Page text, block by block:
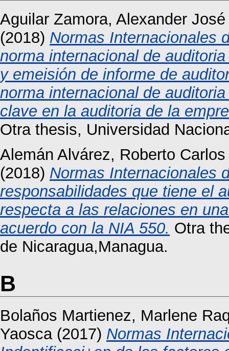
Aguilar Zamora, Alexander José
(2018) Normas Internacionales
norma internacional de
y emeisión de informe de
norma internacional de
clave en la auditoria de la
Otra thesis, Universidad
Alemán Alvárez, Roberto Carlos
(2018) Normas Internacionales
responsabilidades que tiene el
respecta a las relaciones en
acuerdo con la NIA 550. Otra
de Nicaragua,Managua.
B
Bolaños Martienez, Marlene
Yaosca(2017) Normas